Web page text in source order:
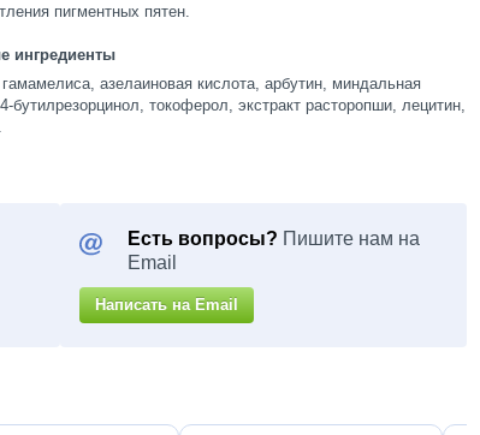
пигментных пятен.
ингредиенты
гамамелиса, азелаиновая кислота, арбутин, миндальная
бутилрезорцинол, токоферол, экстракт расторопши, лецитин,
Есть вопросы? Пишите нам на
Email
Написать на Email